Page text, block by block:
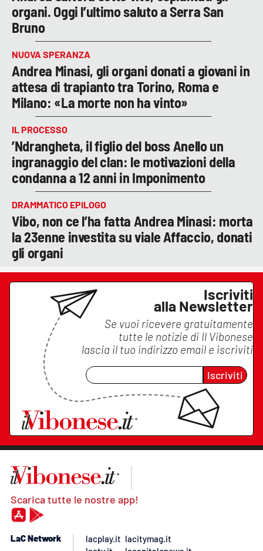
organi. Oggi l’ultimo saluto a Serra San
Bruno
NUOVA SPERANZA
Andrea Minasi, gli organi donati a giovani in
attesa di trapianto tra Torino, Roma e
Milano: «La morte non ha vinto»
IL PROCESSO
’Ndrangheta, il figlio del boss Anello un
ingranaggio del clan: le motivazioni della
condanna a 12 anni in Imponimento
DRAMMATICO EPILOGO
Vibo, non ce l’ha fatta Andrea Minasi: morta
la 23enne investita su viale Affaccio, donati
gli organi
Iscriviti
alla Newsletter
Se vuoi ricevere gratuitamente
tutte le notizie di Il Vibonese
lascia il tuo indirizzo email e iscriviti
Iscriviti
Scarica tutte le nostre app!
LaC Network
lacplay.it lacitymag.it